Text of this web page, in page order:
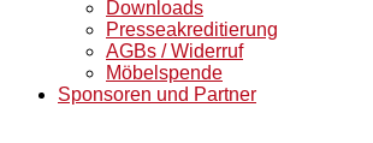
Downloads
Presseakreditierung
AGBs / Widerruf
Möbelspende
Sponsoren und Partner